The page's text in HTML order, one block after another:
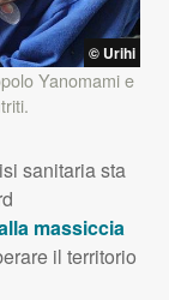
© Urihi
Yanomami e
sanitaria sta
massiccia
il territorio